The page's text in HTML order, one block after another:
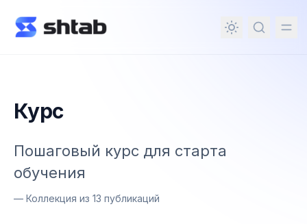
содержимому
Курс
Пошаговый курс для старта
обучения
— Коллекция из 13 публикаций